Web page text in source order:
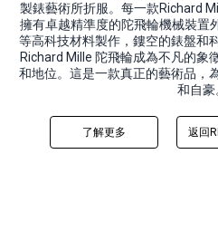
製錶藝術所折服。每一款Richard
擁有卓越精準度的陀飛輪機械裝置
等高科技材料製作，鏤空的錶盤和
Richard Mille 陀飛輪成為不凡的象
和地位。這是一款真正的藝術品，
和自豪
了解更多 返回